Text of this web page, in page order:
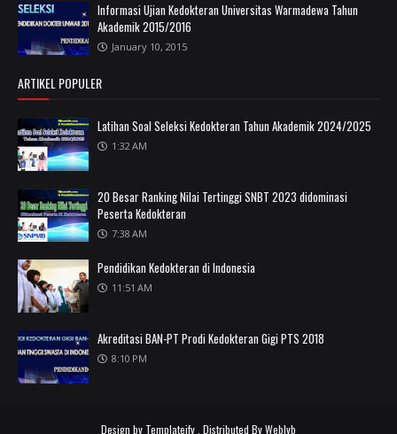
Informasi Ujian Kedokteran Universitas Warmadewa Tahun
Akademik 2015/2016
January 10, 2015
ARTIKEL POPULER
Latihan Soal Seleksi Kedokteran Tahun Akademik 2024/2025
1:32 AM
20 Besar Ranking Nilai Tertinggi SNBT 2023 didominasi
Peserta Kedokteran
7:38 AM
Pendidikan Kedokteran di Indonesia
11:51 AM
Akreditasi BAN-PT Prodi Kedokteran Gigi PTS 2018
8:10 PM
Design by Templateify . Distributed ByWeblyb